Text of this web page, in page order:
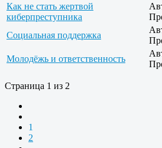
Как не стать жертвой
киберпреступника
Социальная поддержка
Молодёжь и ответственность
Страница 1 из 2
1
2